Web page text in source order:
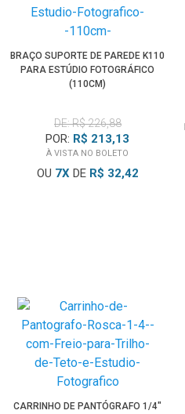
BRAÇO SUPORTE DE PAREDE K110
PARA ESTÚDIO FOTOGRÁFICO
(110CM)
DE: R$ 226,88
POR: R$ 213,13
À VISTA NO BOLETO
OU 7XDE R$ 32,42
CARRINHO DE PANTÓGRAFO 1/4"